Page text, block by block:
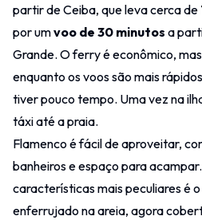
partir de Ceiba, que leva cerca de
por umvoo de 30 minutos a
Grande. O ferry é econômico,
enquanto os voos são mais
tiver pouco tempo. Uma vez na
táxi até a praia.
Flamenco é fácil de aproveitar,
banheiros e espaço para
características mais peculiares é
enferrujado na areia, agora